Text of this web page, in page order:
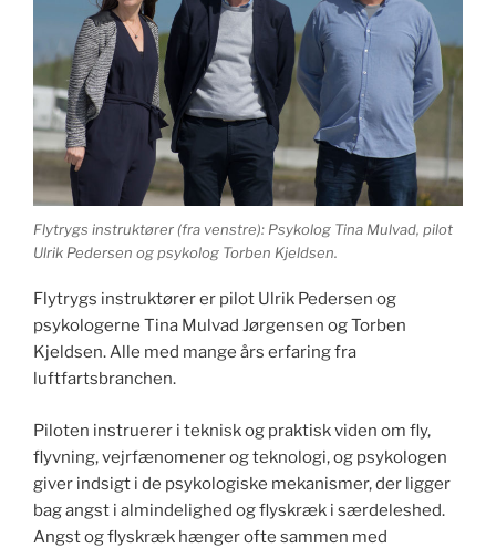
Flytrygs instruktører (fra venstre): Psykolog Tina Mulvad, pilot
Ulrik Pedersen og psykolog Torben Kjeldsen.
Flytrygs instruktører er pilot Ulrik Pedersen og
psykologerne Tina Mulvad Jørgensen og Torben
Kjeldsen. Alle med mange års erfaring fra
luftfartsbranchen.
Piloten instruerer i teknisk og praktisk viden om fly,
flyvning, vejrfænomener og teknologi, og psykologen
giver indsigt i de psykologiske mekanismer, der ligger
bag angst i almindelighed og flyskræk i særdeleshed.
Angst og flyskræk hænger ofte sammen med